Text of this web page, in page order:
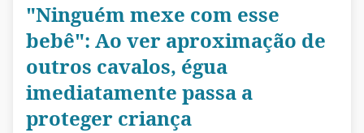
"Ninguém mexe com esse
bebê": Ao ver aproximação de
outros cavalos, égua
imediatamente passa a
proteger criança